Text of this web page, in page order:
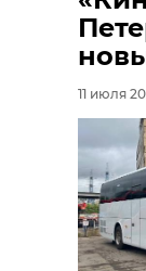
11 июля